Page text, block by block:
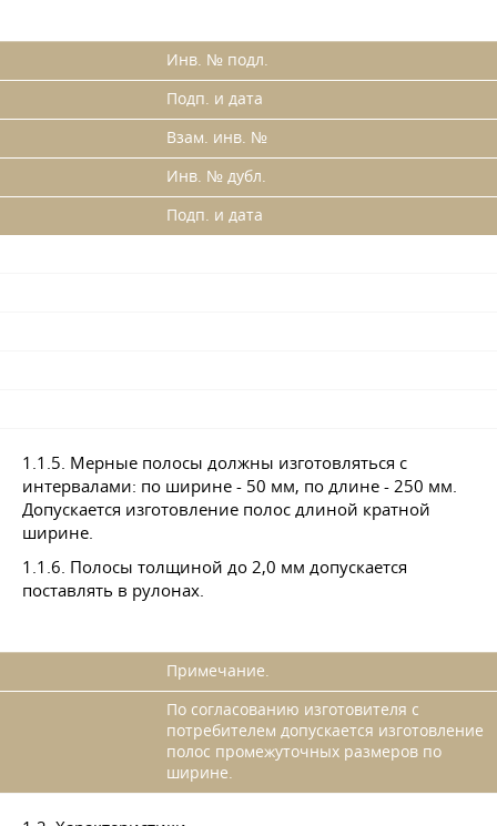
Инв. № подл.
Подп. и дата
Взам. инв. №
Инв. № дубл.
Подп. и дата
1.1.5. Мерные полосы должны изготовляться с
интервалами: по ширине - 50 мм, по длине - 250 мм.
Допускается изготовление полос длиной кратной
ширине.
1.1.6. Полосы толщиной до 2,0 мм допускается
поставлять в рулонах.
Примечание.
По согласованию изготовителя с
потребителем допускается изготовление
полос промежуточных размеров по
ширине.